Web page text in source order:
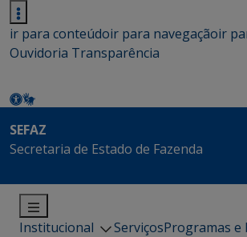
ir para conteúdoir para navegaçãoir
Ouvidoria Transparência
SEFAZ
Secretaria de Estado de Fazenda
Institucional ServiçosProgramas e